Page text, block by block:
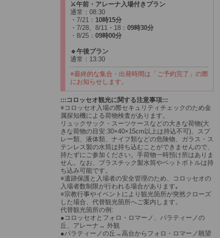
⚔️午前・アレーナ入場付きプラン
通常：08:30
・7/21： 10時15分
・7/28、8/11・18：09時30分
・8/25：09時00分
🔹午後プラン
通常：13:30
※最終的な集合・出発時間は「ご予約完了」の際
にお知らせします。
:::コロッセオ観光に関する注意事項:::
※コロッセオ入場の際セキュリティチェックのため金
属探知機による荷物検査があります。
リュックサック・スーツケースなどの大きな荷物(大
きな荷物の目安:30×40×15cm以上は持込不可)、スプ
レー類、液体類、ナイフ類などの危険物、ガラス・ス
テンレス製の水筒は持ち込むことができませんので、
持たずにご参加ください。手荷物一時預け所はありま
せん。なお、プラスチック製水筒やペットボトルは持
ち込み可能です。
※遺跡保護と入場者の安全管理のため、コロッセオの
入場者数制限が行われる場合があります｡
※宗教行事やイベントにより観光箇所が突然クローズ
した場合、代替観光箇所へご案内します。
代替観光箇所の例:
●コロッセオとフォロ・ロマーノ、パラティーノの
丘、アレーナ→ 外観
●パラティーノの丘→高台からフォロ・ロマーノ眺望